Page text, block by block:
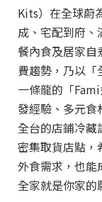
Kits）在全球蔚
成、宅配到府、
餐內食及居家自
費趨勢，乃以
一條龍的「
發經驗、多元食
全台的店鋪冷藏
密集取貨店點，
外食需求，也能
全家就是你家的